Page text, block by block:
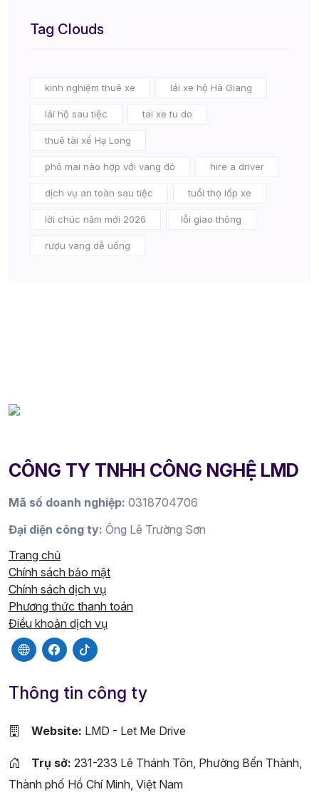
Tag Clouds
kinh nghiệm thuê xe lái xe hộ Hà Giang
lái hộ sau tiệc tai xe tu do
thuê tài xế Hạ Long
phô mai nào hợp với vang đỏ hire a driver
dịch vụ an toàn sau tiệc tuổi thọ lốp xe
lời chúc năm mới 2026 lỗi giao thông
rượu vang dễ uống
CÔNG TY TNHH CÔNG NGHỆ LMD
Mã số doanh nghiệp: 0318704706
Đại diện công ty: Ông Lê Trường Sơn
Trang chủ
Chính sách bảo mật
Chính sách dịch vụ
Phương thức thanh toán
Điều khoản dịch vụ
Thông tin công ty
Website: LMD - Let Me Drive
Trụ sở: 231-233 Lê Thánh Tôn, Phường Bến Thành,
Thành phố Hồ Chí Minh, Việt Nam